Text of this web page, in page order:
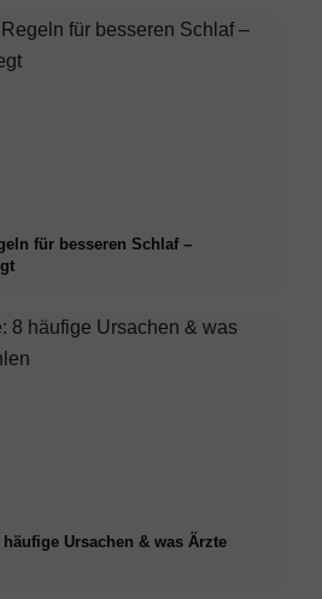
für besseren Schlaf –
Ursachen & was Ärzte